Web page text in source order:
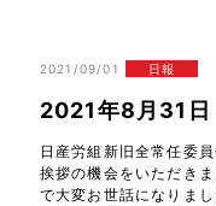
2021/09/01 日報
2021年8月31日
日産労組新旧全常任委
挨拶の機会をいただき
で大変お世話になりま